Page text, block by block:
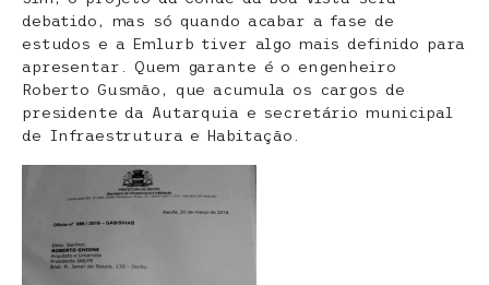
debatido, mas só quando acabar a fase de
estudos e a Emlurb tiver algo mais definido para
apresentar. Quem garante é o engenheiro
Roberto Gusmão, que acumula os cargos de
presidente da Autarquia e secretário municipal
de Infraestrutura e Habitação.